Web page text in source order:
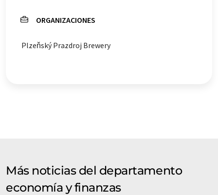
Alemán se puede encontrar
ORGANIZACIONES
Plzeňský Prazdroj Brewery
Más noticias del departamento
economía y finanzas